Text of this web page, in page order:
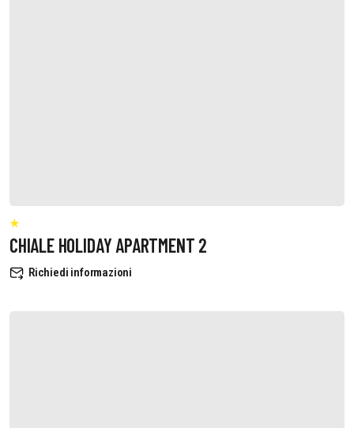
CHIALE HOLIDAY APARTMENT 2
Richiedi informazioni